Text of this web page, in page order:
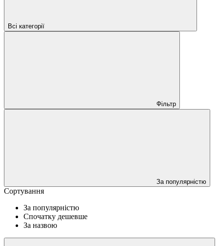
Всі категорії
Фільтр
За популярністю
Сортування
За популярністю
Спочатку дешевше
За назвою